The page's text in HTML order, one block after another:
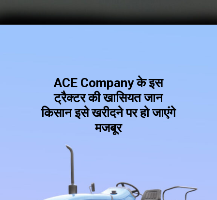
ACE Company के इस
ट्रैक्टर की खासियत जान
किसान इसे खरीदने पर हो जाएंगे
मजबूर